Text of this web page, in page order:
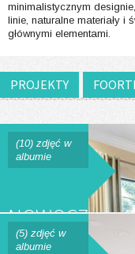
minimalistycznym
linie, naturalne materiały i
głównymi elementami.
PROJEKTY
(10) zdjęć w
albumie
NOWOCZESNA
SYPIALNIA
(5) zdjęć w
albumie